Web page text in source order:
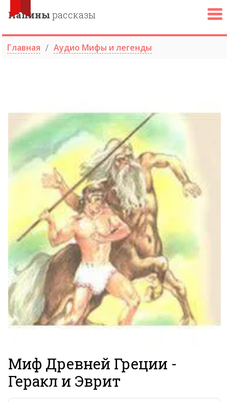
Папины рассказы
Главная Аудио Мифы и легенды
Миф Древней Греции -
Геракл и Эврит